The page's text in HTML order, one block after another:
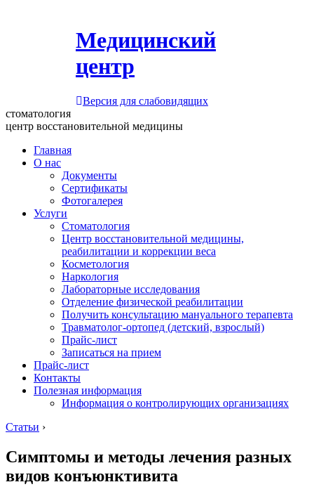
Медицинский
центр
Версия для слабовидящих
стоматология
центр восстановительной медицины
Главная
О нас
Документы
Сертификаты
Фотогалерея
Услуги
Стоматология
Центр восстановительной медицины,
реабилитации и коррекции веса
Косметология
Наркология
Лабораторные исследования
Отделение физической реабилитации
Получить консультацию мануального терапевта
Травматолог-ортопед (детский, взрослый)
Прайс-лист
Записаться на прием
Прайс-лист
Контакты
Полезная информация
Информация о контролирующих организациях
Статьи ›
Симптомы и методы лечения разных
видов конъюнктивита